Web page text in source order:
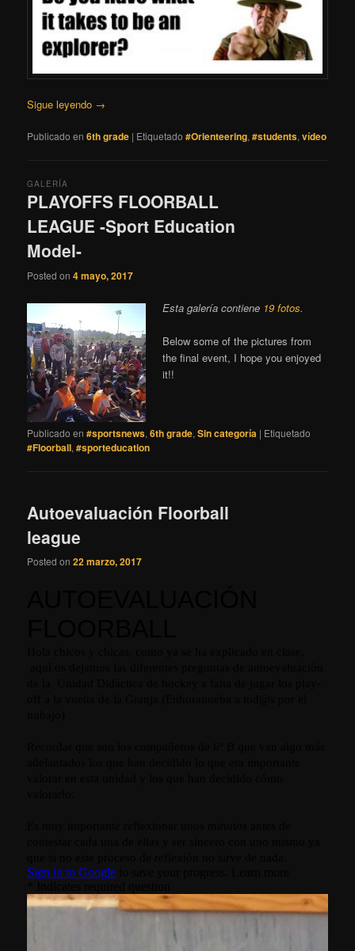
Sigue leyendo →
Publicado en 6th grade | Etiquetado #Orienteering,#students,vídeo
PLAYOFFS FLOORBALL
LEAGUE -Sport Education
Model-
GALERÍA
Posted on4 mayo, 2017
Esta galería contiene 19 fotos.
Below some of the pictures from
the final event, I hope you enjoyed
it!!
Publicado en #sportsnews,6th grade,Sin categoría | Etiquetado
#Floorball,#sporteducation
Autoevaluación Floorball
league
Posted on22 marzo, 2017